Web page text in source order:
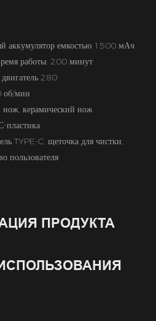
аккумулятор емкостью 1500 мАч
работы: 200 минут
280
об/мин
керамический нож
пластика.
TYPE-C, щеточка для чистки,
пользователя
ПРОДУКТА